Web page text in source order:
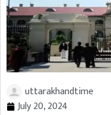
uttarakhandtime
July 20, 2024